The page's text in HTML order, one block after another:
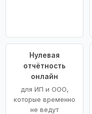
Нулевая
отчётность
онлайн
для ИП и ООО,
которые временно
не ведут